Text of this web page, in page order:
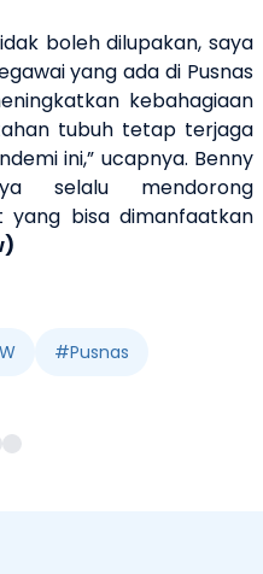
boleh dilupakan, saya
yang ada di Pusnas
kebahagiaan
tubuh tetap terjaga
ini,” ucapnya. Benny
selalu mendorong
yang bisa dimanfaatkan
#Pusnas